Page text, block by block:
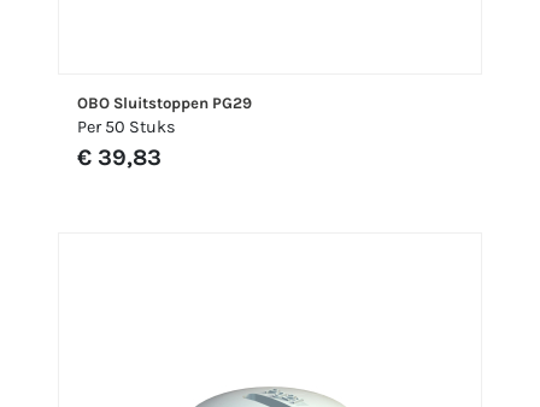
OBO Sluitstoppen PG29
Per 50 Stuks
€ 39,83